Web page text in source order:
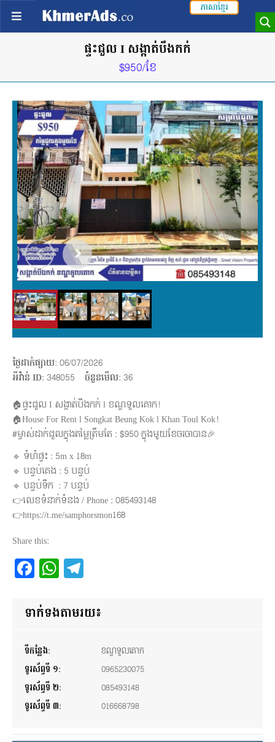
ភាសាខ្មែរ
ផ្ទះជួល I សង្កាត់បឹងកក់
$950/ខែ
ថ្ងៃដាក់ផ្សាយ: 06/07/2026
អីវ៉ាន់ ID: 348055 ចំនួនមើល: 36
🏠ផ្ទះជួល I សង្កាត់បឹងកក់ l ខណ្ឌទួលគោក!
🏠House For Rent l Songkat Beung Kok l Khan Toul Kok!
#ម្ចាស់ដាក់ជួលក្នុងតម្លៃត្រឹមតែ : $950 ក្នុងមួយខែចរចាបាន🎉
🔹 ទំហំផ្ទះ : 5m x 18m
🔹 បន្ទប់គេង : 5 បន្ទប់
🔹 បន្ទប់ទឹក ​ : 7 បន្ទប់
👉លេខទំនាក់ទំនង / Phone : 085493148
👉https://t.me/samphorsmon168
Share this:
Facebook
WhatsApp
ទាក់ទងតាមរយ៖
ទីកន្លែង:
ខណ្ឌទួលគោក
ទូរស័ព្ទទី ១:
0965230075
ទូរស័ព្ទទី ២:
085493148
ទូរស័ព្ទទី ៣:
016668798